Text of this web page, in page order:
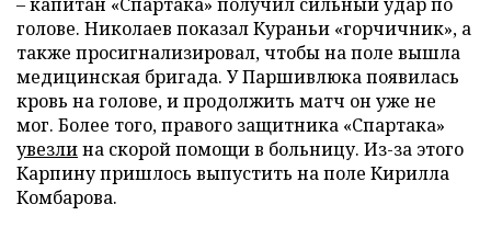
голове. Николаев показал Кураньи «горчичник», а
также просигнализировал, чтобы на поле вышла
медицинская бригада. У Паршивлюка появилась
кровь на голове, и продолжить матч он уже не
мог. Более того, правого защитника «Спартака»
увезлина скорой помощи в больницу. Из-за этого
Карпину пришлось выпустить на поле Кирилла
Комбарова.